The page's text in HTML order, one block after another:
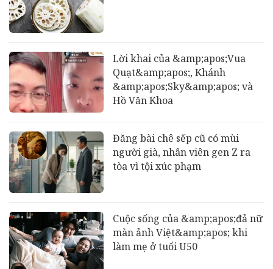
Lời khai của &amp;apos;Vua
Quạt&amp;apos;, Khánh
&amp;apos;Sky&amp;apos; và
Hồ Văn Khoa
Đăng bài chê sếp cũ có mùi
người già, nhân viên gen Z ra
tòa vì tội xúc phạm
Cuộc sống của &amp;apos;đả nữ
màn ảnh Việt&amp;apos; khi
làm mẹ ở tuổi U50